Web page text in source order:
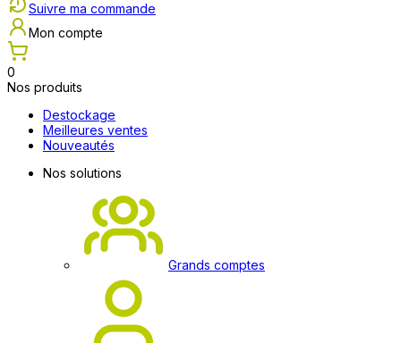
Suivre ma commande
Mon compte
0
Nos produits
Destockage
Meilleures ventes
Nouveautés
Nos solutions
Grands comptes